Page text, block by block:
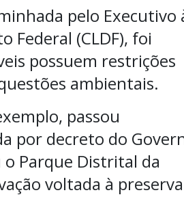
pelo Executivo
Federal (CLDF), foi
possuem restrições
ambientais.
passou
por decreto do
Parque Distrital da
voltada à